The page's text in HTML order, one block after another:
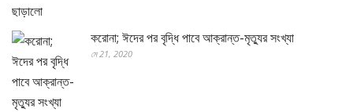
করোনা; ঈদের পর বৃদ্ধি পাবে আক্রান্ত-মৃত্যুর সংখ্যা
মে 21, 2020